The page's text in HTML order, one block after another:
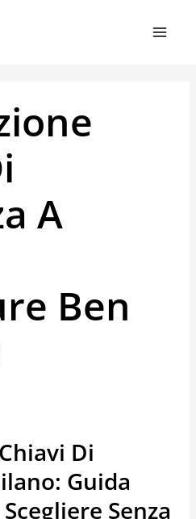
A
Ben
Di
Guida
Senza